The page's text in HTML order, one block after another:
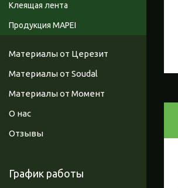
Клеящая лента
Продукция MAPEI
Материалы от Церезит
Материалы от Soudal
Материалы от Момент
О нас
Отзывы
График работы